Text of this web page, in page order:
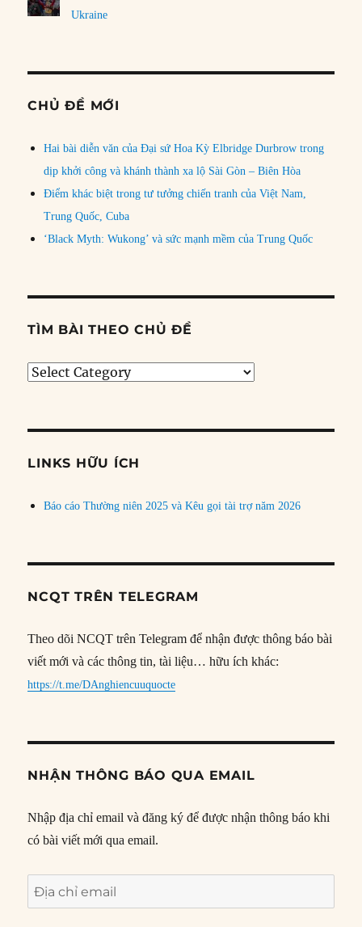
Ukraine
CHỦ ĐỀ MỚI
Hai bài diễn văn của Đại sứ Hoa Kỳ Elbridge Durbrow trong
dịp khởi công và khánh thành xa lộ Sài Gòn – Biên Hòa
Điểm khác biệt trong tư tưởng chiến tranh của Việt Nam,
Trung Quốc, Cuba
‘Black Myth: Wukong’ và sức mạnh mềm của Trung Quốc
TÌM BÀI THEO CHỦ ĐỀ
Tìm
đề
LINKS HỮU ÍCH
Báo cáo Thường niên 2025 và Kêu gọi tài trợ năm 2026
NCQT TRÊN TELEGRAM
Theo dõi NCQT trên Telegram để nhận được thông báo bài
viết mới và các thông tin, tài liệu… hữu ích khác:
https://t.me/DAnghiencuuquocte
NHẬN THÔNG BÁO QUA EMAIL
Nhập địa chỉ email và đăng ký để được nhận thông báo khi
có bài viết mới qua email.
Địa
chỉ